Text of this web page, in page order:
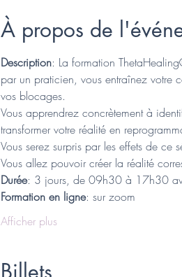
À propos de
Description: La formation
par un praticien, vous entraînez votre
vos blocages.
Vous apprendrez concrètement à
transformer votre réalité en
Vous serez surpris par les effets de ce
Vous allez pouvoir créer la réalité
Durée: 3 jours, de 09h30 à 17h30
Formation en ligne: sur zoom
Afficher plus
Billets